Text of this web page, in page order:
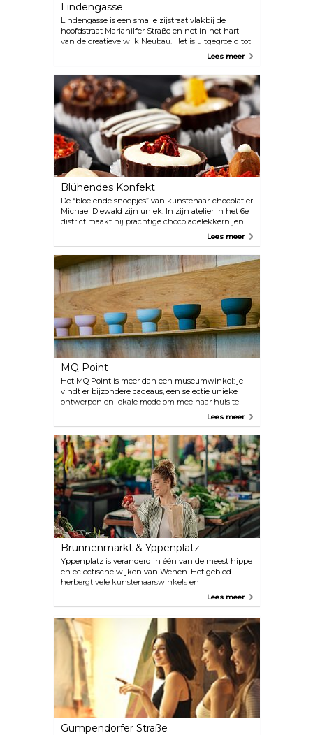
Lindengasse
Lindengasse is een smalle zijstraat vlakbij de
hoofdstraat Mariahilfer Straße en net in het hart
van de creatieve wijk Neubau. Het is uitgegroeid tot
een centrum voor opkomende modeontwerpers,
met een groot aantal kleine boetieks langs de straat
waar onafhankelijke mode, zeldzame sneakers,
creatieve kinderkleding en streetwear worden
verkocht.
Lees meer
Blühendes Konfekt
De “bloeiende snoepjes” van kunstenaar-chocolatier
Michael Diewald zijn uniek. In zijn atelier in het 6e
district maakt hij prachtige chocoladelekkernijen
versierd met wilde vruchten, kruiden en gedroogde
biologische oorsprong, terwijl de bessen en aroma's
rechtstreeks uit de Weense bossen komen. In de
winkel vinden klanten een selectie
seizoensgebonden lekkernijen die gedurende het
jaar veranderen. Kom op donderdag langs bij de
banketbakkerij om het team aan het werk te zien
en de producten te proeven.
Lees meer
MQ Point
Het MQ Point is meer dan een museumwinkel: je
vindt er bijzondere cadeaus, een selectie unieke
ontwerpen en lokale mode om mee naar huis te
nemen. Bekers, tassen, knopen en T-shirts met
wisselartikelen die te koop zijn.
Lees meer
Brunnenmarkt & Yppenplatz
Yppenplatz is veranderd in één van de meest hippe
en eclectische wijken van Wenen. Het gebied
herbergt vele kunstenaarswinkels en
onafhankelijke boetieks, enkele van de meest
marktkramen is Brunnemarkt één van de grootste
permanente markten in Europa: lokale boeren en
ambachtslieden komen hier samen om hun
producten te verkopen naast kraampjes met Turkse
en Balkanspecialiteiten. Kom langs in de
delicatessenwinkel van Staud, beroemd om zijn
voortreffelijke jam en gepekelde groenten.
Lees meer
Gumpendorfer Straße